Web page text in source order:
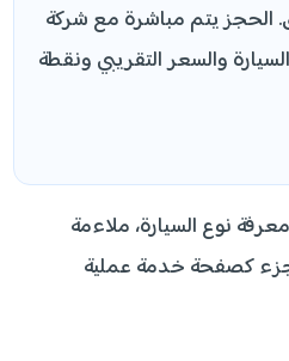
الحجز يتم مباشرة مع شركة
والسعر التقريبي ونقطة
نوع السيارة، ملاءمة
الجزء كصفحة خدمة عملية